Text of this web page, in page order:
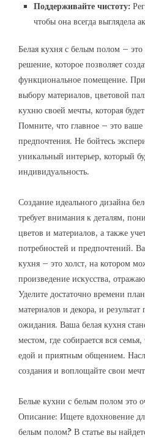
Поддерживайте чистоту:
чтобы она всегда выглядела
Белая кухня с белым полом – это
решение, которое позволяет
функциональное помещение.
выбору материалов, цветовой
кухню своей мечты, которая
Помните, что главное – это
предпочтения. Не бойтесь
уникальный интерьер, который
индивидуальность.
Создание идеального дизайна
требует внимания к деталям,
цветов и материалов, а также
потребностей и предпочтений.
кухня – это холст, на котором
произведение искусства,
Уделите достаточно времени
материалов и декора, и
ожидания. Ваша белая кухня
местом, где собирается вся
едой и приятным общением.
создания и воплощайте свои
Белые кухни с белым полом это
Описание: Ищете вдохновение
белым полом? В статье вы